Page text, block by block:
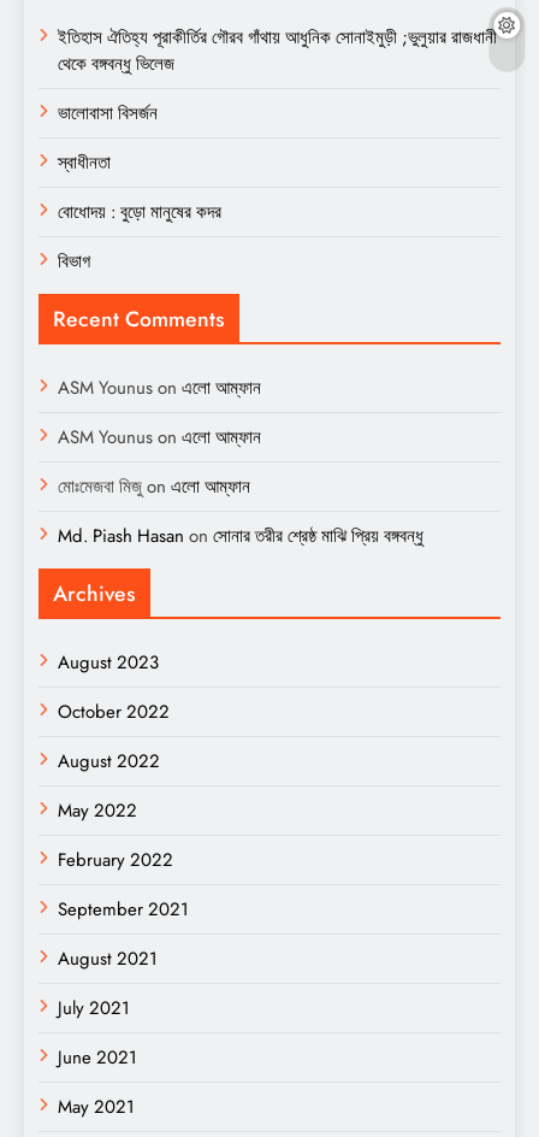
ইতিহাস ঐতিহ্য পূরাকীর্তির গৌরব গাঁথায় আধুনিক সোনাইমুড়ী ;ভুলুয়ার রাজধানী
থেকে বঙ্গবন্ধু ভিলেজ
ভালোবাসা বিসর্জন
স্বাধীনতা
বোধোদয় : বুড়ো মানুষের কদর
বিভাগ
Recent Comments
ASM Younuson এলো আম্ফান
ASM Younuson এলো আম্ফান
মোঃমেজবা মিজুon এলো আম্ফান
Md. Piash Hasan on সোনার তরীর শ্রেষ্ঠ মাঝি প্রিয় বঙ্গবন্ধু
Archives
August 2023
October 2022
August 2022
May 2022
February 2022
September 2021
August 2021
July 2021
June 2021
May 2021